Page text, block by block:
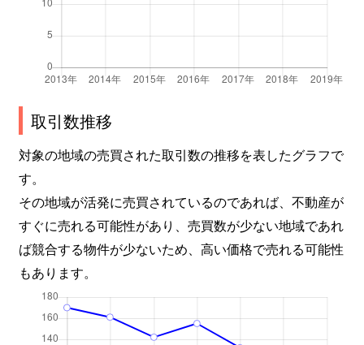
取引数推移
対象の地域の売買された取引数の推移を表したグラフで
す。
その地域が活発に売買されているのであれば、不動産が
すぐに売れる可能性があり、売買数が少ない地域であれ
ば競合する物件が少ないため、高い価格で売れる可能性
もあります。